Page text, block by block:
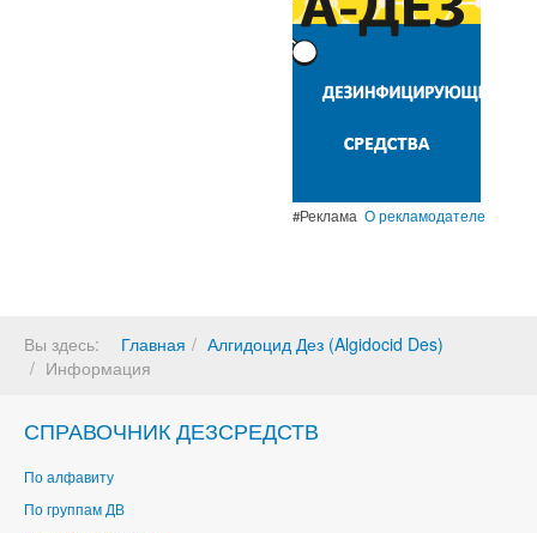
#Реклама О рекламодателе
Вы здесь: Главная
Алгидоцид Дез (Algidocid Des)
Информация
СПРАВОЧНИК ДЕЗСРЕДСТВ
По алфавиту
По группам ДВ